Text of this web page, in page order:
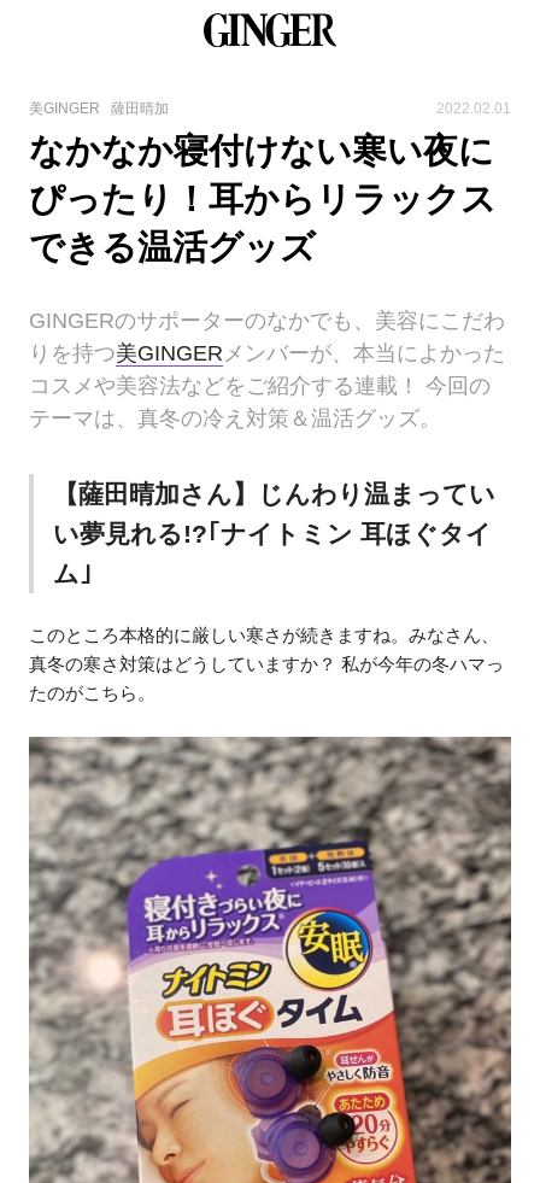
美GINGER 薩田晴加 2022.02.01
なかなか寝付けない寒い夜に
ぴったり！耳からリラックス
できる温活グッズ
GINGERのサポーターのなかでも、美容にこだわ
りを持つ美GINGER メンバーが、本当によかった
コスメや美容法などをご紹介する連載！ 今回の
テーマは、真冬の冷え対策＆温活グッズ。
【薩田晴加さん】じんわり温まってい
い夢見れる!?｢ナイトミン 耳ほぐタイ
ム｣
このところ本格的に厳しい寒さが続きますね。みなさん、
真冬の寒さ対策はどうしていますか？ 私が今年の冬ハマっ
たのがこちら。